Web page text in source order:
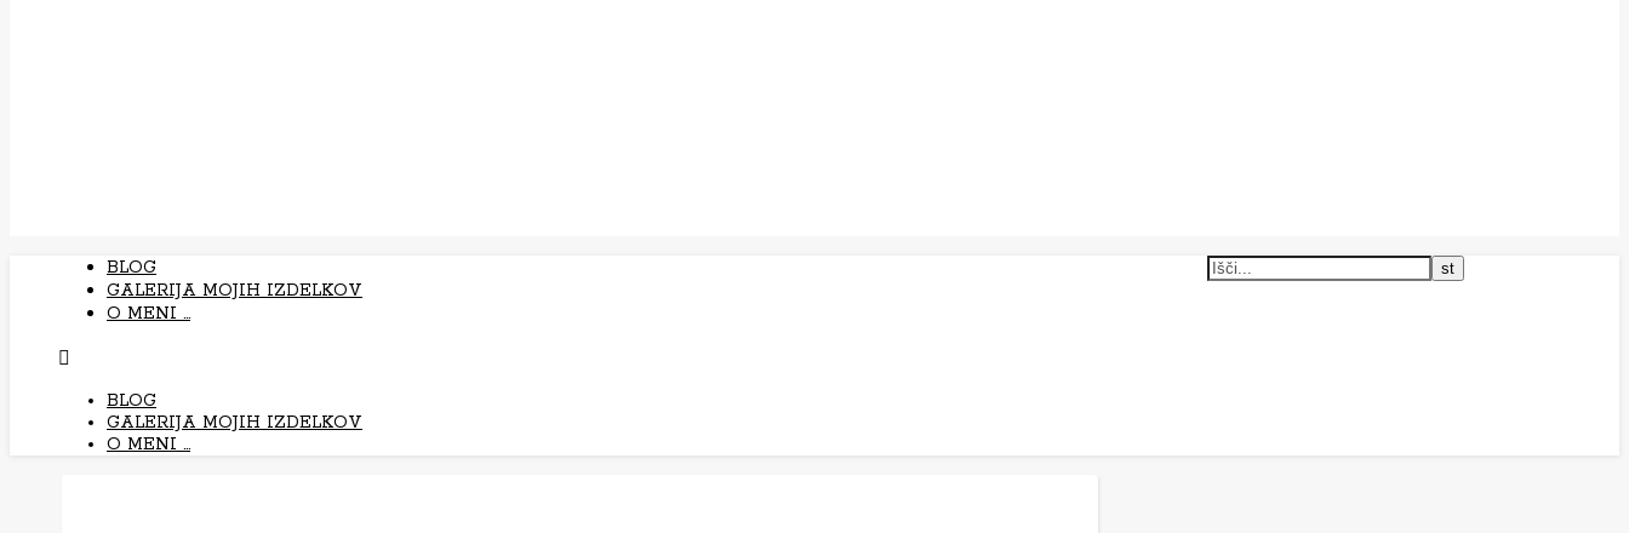
BLOG
GALERIJA MOJIH IZDELKOV
O MENI …
BLOG
GALERIJA MOJIH IZDELKOV
O MENI …